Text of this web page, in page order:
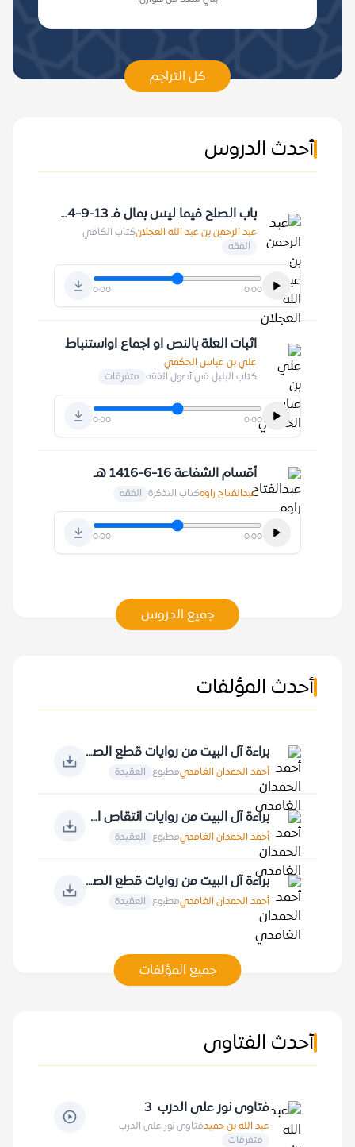
كل التراجم
أحدث الدروس
باب الصلح فيما ليس بمال فـ 13-9-1424 هـ
عبد الرحمن بن عبد الله العجلانكتاب الكافي
الفقه
0:00 0:00
اثبات العلة بالنص او اجماع اواستنباط
علي بن عباس الحكمي
كتاب البلبل في أصول الفقه متفرقات
0:00 0:00
أقسام الشفاعة 16-6-1416 هـ
عبدالفتاح راوهكتاب التذكرة الفقه
0:00 0:00
جميع الدروس
أحدث المؤلفات
براءة آل البيت من روايات قطع الصلة بالخالق
أحمد الحمدان الغامديمطبوع العقيدة
براءة آل البيت من روايات انتقاص الأنبياء والملائكة... ونتقاص أمير المؤمنين علي
أحمد الحمدان الغامديمطبوع العقيدة
براءة آل البيت من روايات قطع الصلة بعبادة الله عز وجل ومقدساته
أحمد الحمدان الغامديمطبوع العقيدة
جميع المؤلفات
أحدث الفتاوى
فتاوى نور على الدرب 3
عبد الله بن حميدفتاوى نور على الدرب
متفرقات